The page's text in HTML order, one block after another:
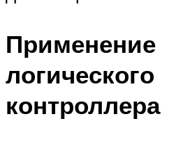
Применение
логического
контроллера